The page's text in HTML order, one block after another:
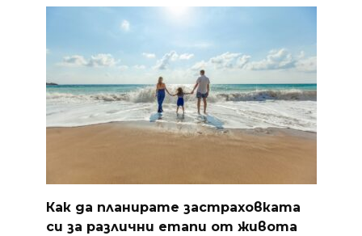
Как да планирате застраховката
си за различни етапи от живота